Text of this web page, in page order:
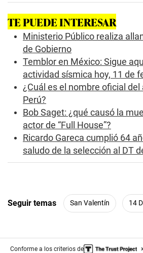
o
f
5
s
TE PUEDE INTERESAR
Ministerio Público realiza
de Gobierno
Temblor en México: Sigue
actividad sísmica hoy, 11 de
¿Cuál es el nombre oficial del
Perú?
Bob Saget: ¿qué causó la
actor de “Full House”?
Ricardo Gareca cumplió 64
saludo de la selección al DT
Seguir temas San Valentín 14
Conforme a los criterios de